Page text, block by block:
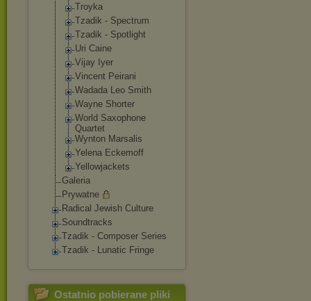
Troyka
Tzadik - Spectrum
Tzadik - Spotlight
Uri Caine
Vijay Iyer
Vincent Peirani
Wadada Leo Smith
Wayne Shorter
World Saxophone
Quartet
Wynton Marsalis
Yelena Eckemoff
Yellowjackets
Galeria
Prywatne
Radical Jewish Culture
Soundtracks
Tzadik - Composer Series
Tzadik - Lunatic Fringe
Ostatnio pobierane pliki